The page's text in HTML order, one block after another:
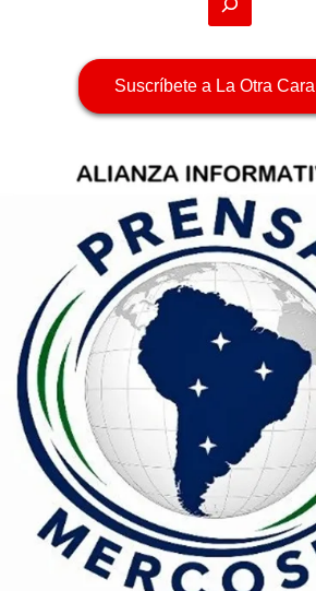
Suscríbete a La Otra Cara